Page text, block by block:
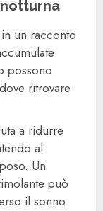
un racconto
possono
ritrovare
a ridurre
al
Un
può
il sonno.